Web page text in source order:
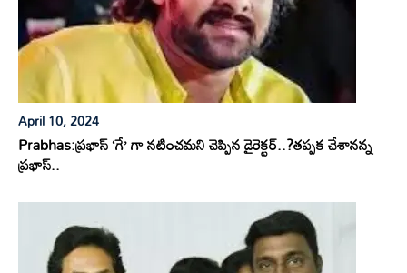
April 10, 2024
Prabhas:ప్రభాస్ ‘గే’ గా నటించమని చెప్పిన డైరెక్టర్..?తప్పక చేశానన్న
ప్రభాస్..